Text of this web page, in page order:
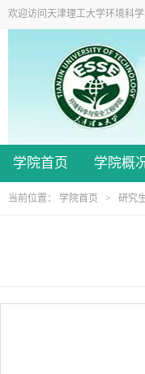
欢迎访问天津理工大学环境科学
学院首页 学院概
当前位置： 学院首页 > 研究